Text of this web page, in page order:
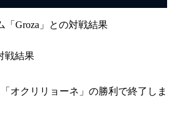
「Groza」との対戦結果
戦結果
オクリリョーネ」の勝利で終了しま